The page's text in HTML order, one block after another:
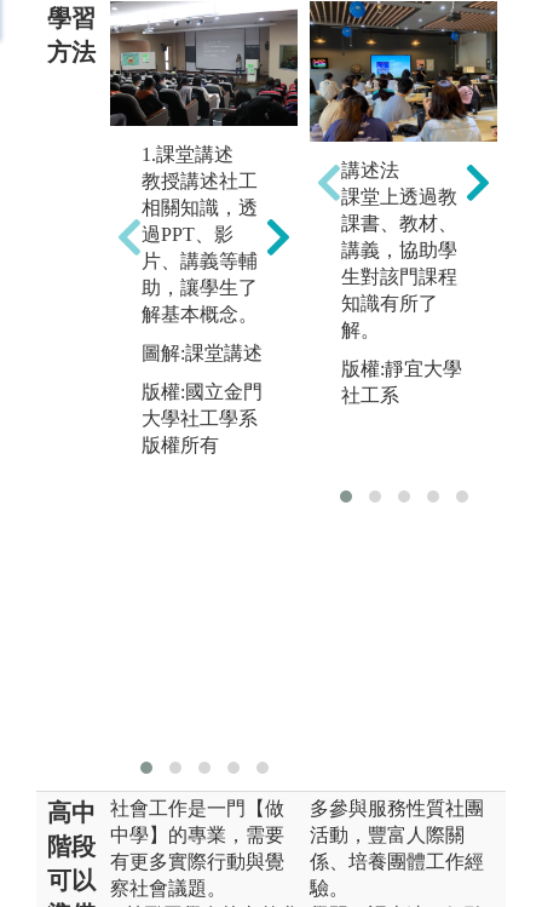
學習
方法
1.課堂講述
教授講述社工
相關知識，透
過PPT、影
片、講義等輔
助，讓學生了
解基本概念。
圖解:課堂講述
版權:國立金門
大學社工學系
版權所有
2.課堂演練
教授針對社工
直接服務技巧
(如同理心訓
練、團體帶領
方法......等)，
進行講解示
範，再由學生
觀摩、個別及
分組實作，最
學生對於自己
講述法
課堂上透過教
課書、教材、
講義，協助學
生對該門課程
知識有所了
解。
版權:靜宜大學
社工系
高中
階段
可以
社會工作是一門【做
中學】的專業，需要
有更多實際行動與覺
察社會議題。
多參與服務性質社團
活動，豐富人際關
係、培養團體工作經
驗。